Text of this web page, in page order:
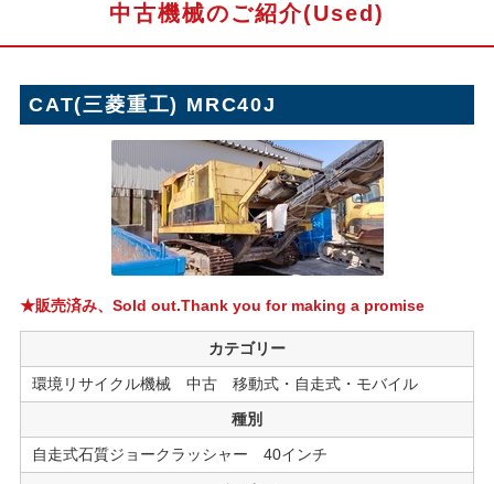
中古機械のご紹介(Used)
CAT(三菱重工) MRC40J
★販売済み、Sold out.Thank you for making a promise
カテゴリー
環境リサイクル機械 中古 移動式・自走式・モバイル
種別
自走式石質ジョークラッシャー 40インチ